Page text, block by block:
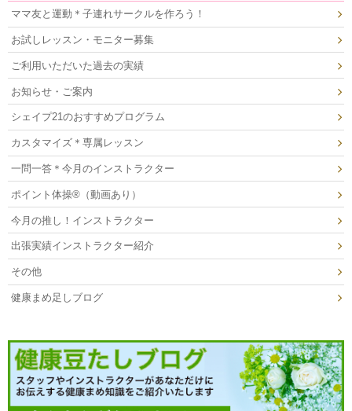
ママ友と運動＊子連れサークルを作ろう！
お試しレッスン・モニター募集
ご利用いただいた過去の実績
お知らせ・ご案内
シェイプ21のおすすめプログラム
カスタマイズ＊専属レッスン
一問一答＊今月のインストラクター
ポイント体操®（動画あり）
今月の推し！インストラクター
出張実績インストラクター紹介
その他
健康まめ足しブログ